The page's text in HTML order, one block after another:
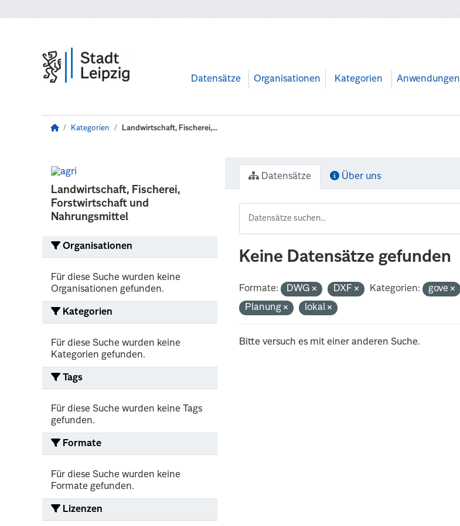
Datensätze Organisationen Kategorien Anwendungen
Kategorien Landwirtschaft, Fischerei,...
Landwirtschaft, Fischerei,
Forstwirtschaft und
Nahrungsmittel
Organisationen
Für diese Suche wurden keine
Organisationen gefunden.
Kategorien
Für diese Suche wurden keine
Kategorien gefunden.
Tags
Für diese Suche wurden keine Tags
gefunden.
Formate
Für diese Suche wurden keine
Formate gefunden.
Lizenzen
Datensätze Über uns
Keine Datensätze gefunden
Formate: DWG DXF Kategorien: gove
Planung
lokal
Bitte versuch es mit einer anderen Suche.